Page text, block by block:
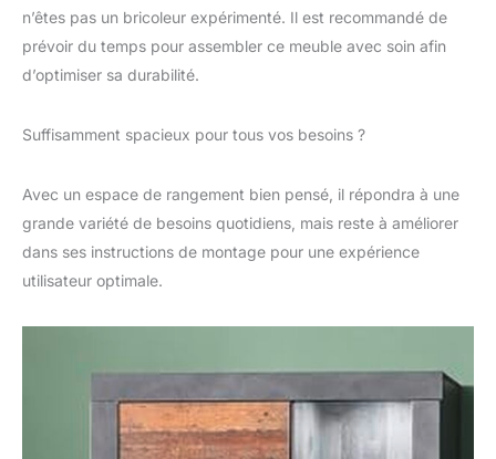
durabilité. Nos meubles
sont certifiés FSC - le
de la Loi sur la sécurité
concerne la sécurité et
la santé
n’êtes pas un bricoleur expérimenté. Il est recommandé de
prévoir du temps pour assembler ce meuble avec soin afin
d’optimiser sa durabilité.
Suffisamment spacieux pour tous vos besoins ?
Avec un espace de rangement bien pensé, il répondra à une
grande variété de besoins quotidiens, mais reste à améliorer
dans ses instructions de montage pour une expérience
utilisateur optimale.